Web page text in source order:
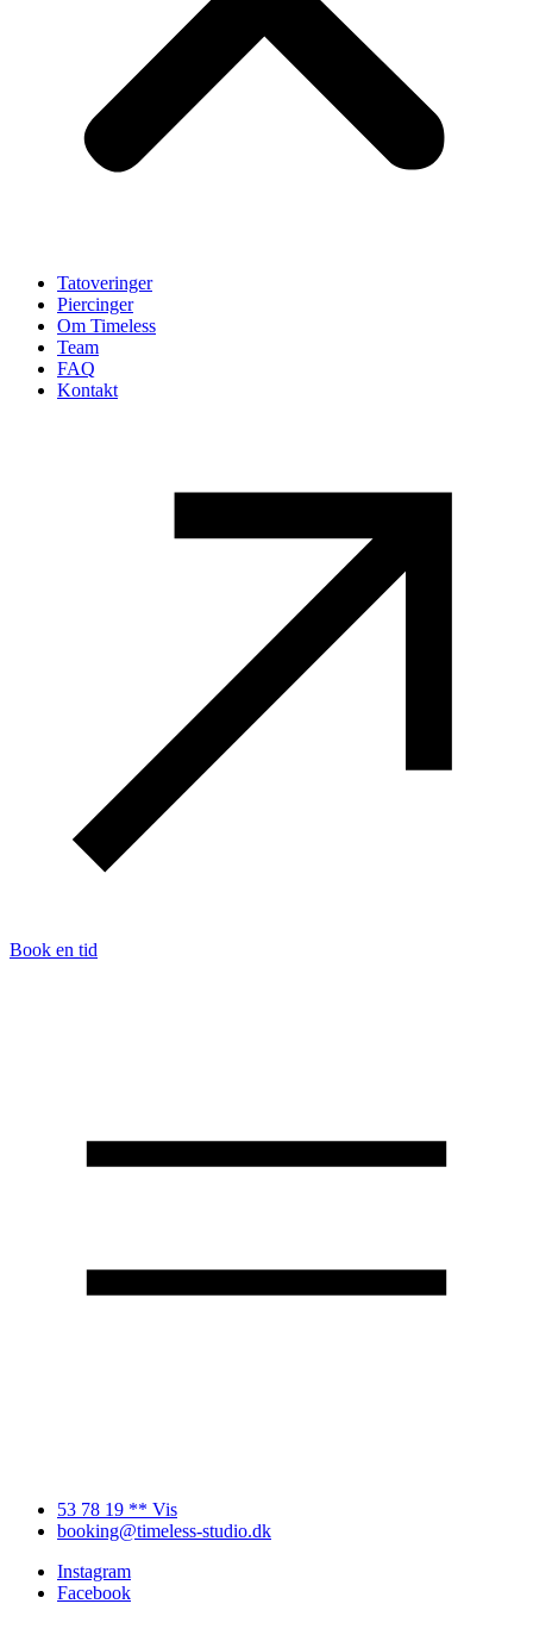
Tatoveringer
Piercinger
Om Timeless
Team
FAQ
Kontakt
Book en tid
53 78 19 ** Vis
booking@timeless-studio.dk
Instagram
Facebook